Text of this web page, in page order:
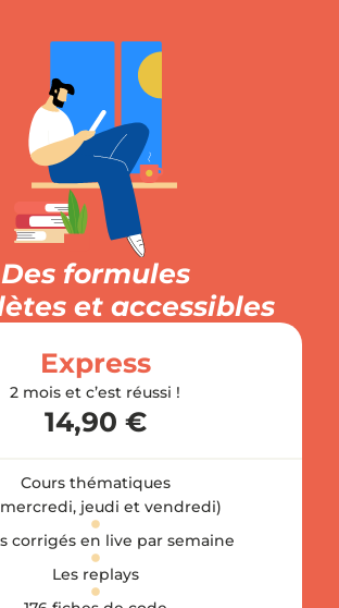
Des formules
et accessibles
Express
2 mois et c’est réussi !
14,90 €
Cours thématiques
jeudi et vendredi)
corrigés en live par semaine
Les replays